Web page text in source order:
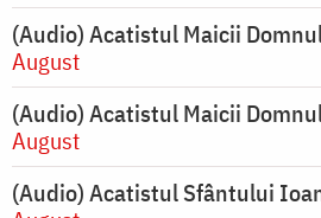
(Audio) Acatistul Maicii
August
(Audio) Acatistul Maicii
August
(Audio) Acatistul Sfântului